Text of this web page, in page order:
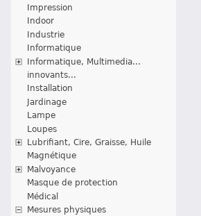
Impression
Indoor
Industrie
Informatique
Informatique, Multimedia...
innovants...
Installation
Jardinage
Lampe
Loupes
Lubrifiant, Cire, Graisse, Huile
Magnétique
Malvoyance
Masque de protection
Médical
Mesures physiques